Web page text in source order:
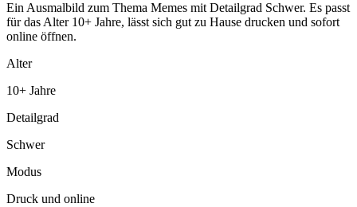
Ein Ausmalbild zum Thema Memes mit Detailgrad Schwer. Es passt
für das Alter 10+ Jahre, lässt sich gut zu Hause drucken und sofort
online öffnen.
Alter
10+ Jahre
Detailgrad
Schwer
Modus
Druck und online